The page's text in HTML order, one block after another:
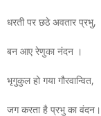
धरती पर छठे अवतार प्रभु,
बन आए रेणुका नंदन ।
भृगुकुल हो गया गौरवान्वित,
जग करता है प्रभु का